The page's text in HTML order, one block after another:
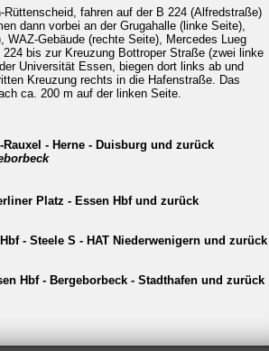
fahren auf der B 224 (Alfredstraße)
dann vorbei an der Grugahalle (linke Seite),
WAZ-Gebäude (rechte Seite), Mercedes Lueg
224 bis zur Kreuzung Bottroper Straße (zwei linke
Universität Essen, biegen dort links ab und
Kreuzung rechts in die Hafenstraße. Das
ca. 200 m auf der linken Seite.
- Herne - Duisburg und zurück
Platz - Essen Hbf und zurück
- Steele S - HAT Niederwenigern und zurück
Hbf - Bergeborbeck - Stadthafen und zurück